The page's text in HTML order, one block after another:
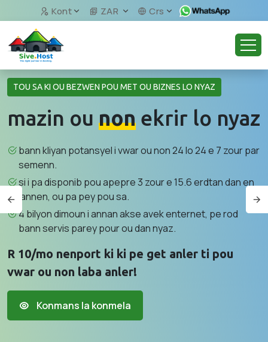
Kont ZAR Crs
TOU SA KI OU BEZWEN POU MET OU BIZNES LO NYAZ
mazin ou non ekrir lo nyaz
bann kliyan potansyel i vwar ou non 24 lo 24 e 7 zour par
semenn.
si i pa disponib pou apepre 3 zour e 15.6 erdtan dan en
lannen, ou pa pey pou sa.
4 bilyon dimoun i annan akse avek enternet, pe rod
bann servis parey pour ou dan nyaz.
R 10/mo nenport ki ki pe get anler ti pou
vwar ou non laba anler!
Konmans la konmela